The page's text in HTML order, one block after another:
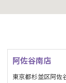
阿佐谷南店
東京都杉並区阿佐